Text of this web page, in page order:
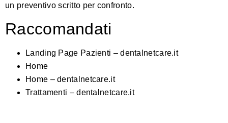
un preventivo scritto per confronto.
Raccomandati
Landing Page Pazienti – dentalnetcare.it
Home
Home – dentalnetcare.it
Trattamenti – dentalnetcare.it